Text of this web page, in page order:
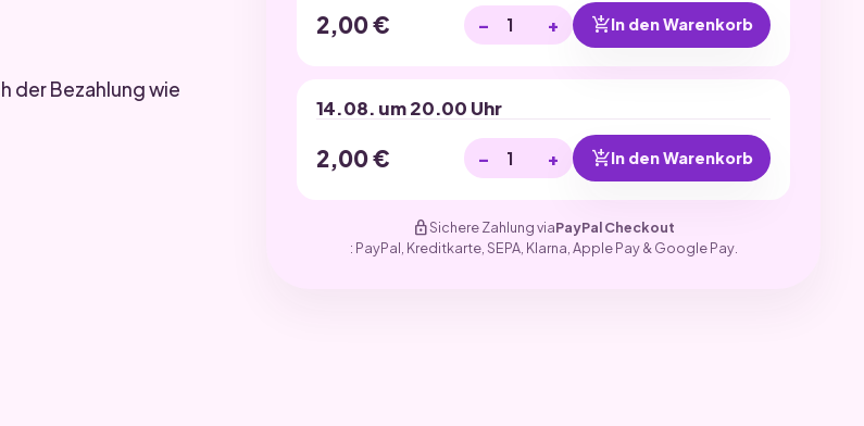
der Bezahlung wie
2,00€ − + add_shopping_cartIn den Warenkorb
14.08. um 20.00 Uhr
2,00€ − + add_shopping_cartIn den Warenkorb
lockSichere Zahlung viaPayPal Checkout
: PayPal, Kreditkarte, SEPA, Klarna, Apple Pay & Google Pay.